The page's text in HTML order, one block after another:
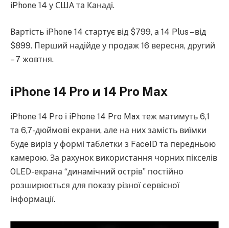
iPhone 14 у США та Канаді.
Вартість iPhone 14 стартує від $799, а 14 Plus – від
$899. Перший надійде у продаж 16 вересня, другий
– 7 жовтня.
iPhone 14 Pro и 14 Pro Max
iPhone 14 Pro і iPhone 14 Pro Max теж матимуть 6,1
та 6,7-дюймові екрани, але на них замість виїмки
буде виріз у формі таблетки з FaceID та передньою
камерою. За рахунок використання чорних пікселів
OLED-екрана “динамічний острів” постійно
розширюється для показу різної сервісної
інформації.